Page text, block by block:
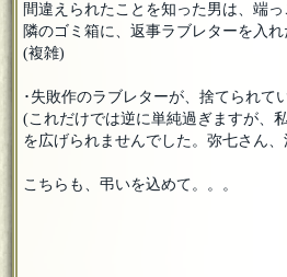
間違えられたことを知った男は、端
隣のゴミ箱に、返事ラブレターを入れ
(複雑)
･失敗作のラブレターが、捨てられて
(これだけでは逆に単純過ぎますが、
を広げられませんでした。弥七さん
こちらも、弔いを込めて。。。